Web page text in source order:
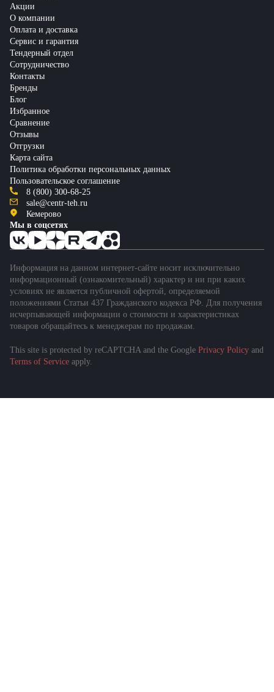
Акции
О компании
Оплата и доставка
Сервис и гарантия
Тендерный отдел
Сотрудничество
Контакты
Бренды
Блог
Избранное
Сравнение
Отзывы
Отгрузки
Карта сайта
Политика обработки персональных данных
Пользовательское соглашение
8 (800) 300-68-25
sale@centr-teh.ru
Кемерово
Мы в соцсетях
Информация на данном интернет-сайте носит исключительно
информационный (ознакомительный) характер и ни при каких
условиях не является публичной офертой, определяемой
положениями Статьи 437 Гражданского кодекса РФ. Для получения
исчерпывающей информации о стоимости и характеристиках
товаров обращайтесь к менеджерам по продажам.
This site is protected by reCAPTCHA and the Google Privacy Policy and
Terms of Service apply.
Подобрать спецтехнику
за 1 минуту